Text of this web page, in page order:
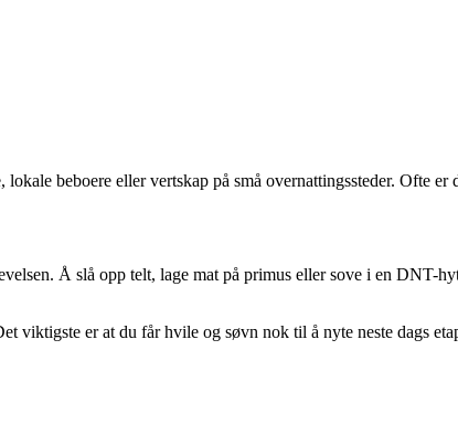
beboere eller vertskap på små overnattingssteder. Ofte er
Å slå opp telt, lage mat på primus eller sove i en DNT-
viktigste er at du får hvile og søvn nok til å nyte neste dags